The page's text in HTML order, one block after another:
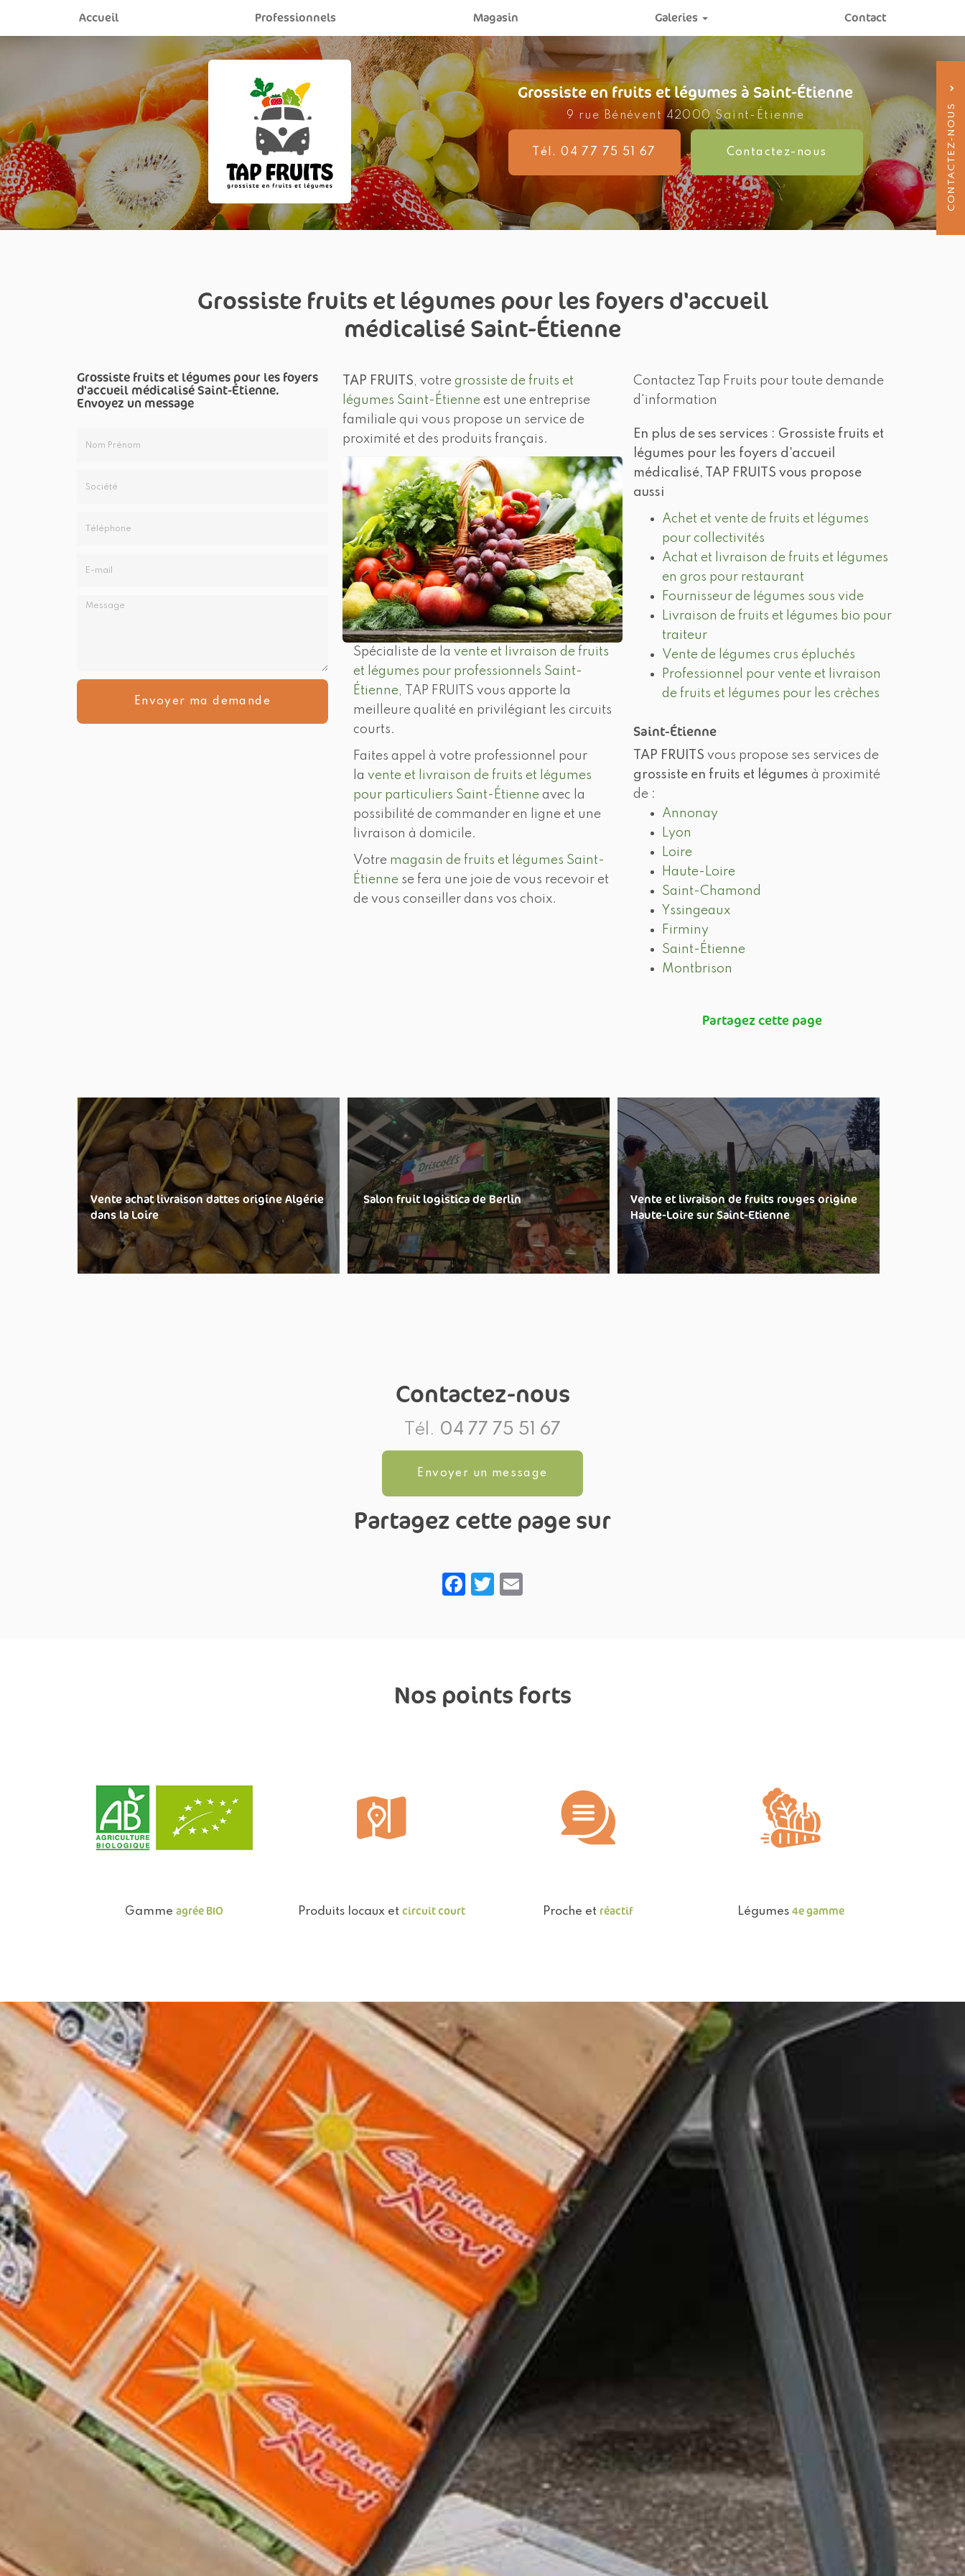
Accueil Professionnels Magasin Galeries
Professionnels
Magasin
Contact
Grossiste en fruits et légumesà Saint-Étienne
9 rue Bénévent42000 Saint-Étienne
Tél. 04 77 75 51 67 Contactez- nous
Grossiste fruits et légumes pour les foyers d'accueil
médicalisé Saint-Étienne
Grossiste fruits et légumes pour les foyers
d'accueil médicalisé Saint-Étienne.
Envoyez un message
Message
*
Envoyer ma demande
TAP FRUITS, votre grossiste de fruits et
légumes Saint-Étienneest une entreprise
familiale qui vous propose un service de
proximité et des produits français.
Spécialiste de la vente et livraison de fruits
et légumes pour professionnels Saint-
Étienne, TAP FRUITS vous apporte la
meilleure qualité en privilégiant les circuits
courts.
Faites appel à votre professionnel pour
la vente et livraison de fruits et légumes
pour particuliers Saint-Étienne avec la
possibilité de commander en ligne et une
livraison à domicile.
Votre magasin de fruits et légumes Saint-
Étienne se fera une joie de vous recevoir et
de vous conseiller dans vos choix.
Contactez Tap Fruits pour toute demande
d'information
En plus de ses services : Grossiste fruits et
légumes pour les foyers d'accueil
médicalisé, TAP FRUITS vous propose
aussi
Achet et vente de fruits et légumes
pour collectivités
Achat et livraison de fruits et légumes
en gros pour restaurant
Fournisseur de légumes sous vide
Livraison de fruits et légumes bio pour
traiteur
Vente de légumes crus épluchés
Professionnel pour vente et livraison
de fruits et légumes pour les crèches
Saint-Étienne
TAP FRUITS vous propose ses services de
grossiste en fruits et légumes à proximité
de :
Annonay
Lyon
Loire
Haute-Loire
Saint-Chamond
Yssingeaux
Firminy
Saint-Étienne
Montbrison
Vente achat livraison dattes origine Algérie
dans la Loire
Salon fruit logistica de Berlin
Vente et livraison de fruits rouges origine
Haute-Loire sur Saint-Etienne
Contactez-nous
Tél. 04 77 75 51 67
Envoyer un message
Partagez cette page sur
Facebook
Twitter
Nos points forts
Gammeagrée BIO Produits locaux et circuit court Proche et réactif Légumes 4e gamme
CONTACTEZ-NOUS
04